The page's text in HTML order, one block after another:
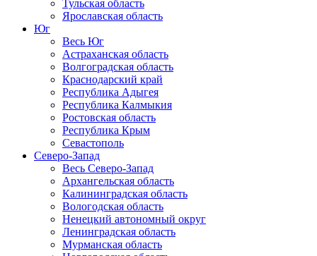
Тульская область
Ярославская область
Юг
Весь Юг
Астраханская область
Волгоградская область
Краснодарский край
Республика Адыгея
Республика Калмыкия
Ростовская область
Республика Крым
Севастополь
Северо-Запад
Весь Северо-Запад
Архангельская область
Калининградская область
Вологодская область
Ненецкий автономный округ
Ленинградская область
Мурманская область